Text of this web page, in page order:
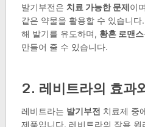
발기부전은 치료 가능한 문제이
같은 약물을 활용할 수 있습니
해 발기를 유도하며, 황혼 로맨스
만들어 줄 수 있습니다.
2. 레비트라의 효과
레비트라는 발기부전 치료제 중
제품입니다. 레비트라의 작용 원